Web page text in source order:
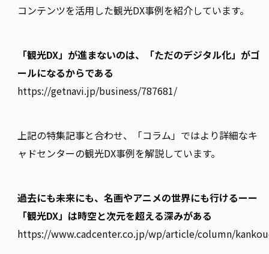
コンテンツを活用した観光DX事例を紹介しています。
「観光DX」が進まないのは、「ただのデジタル化」がゴ
ールになるからである
https://getnavi.jp/business/787681/
上記の特集記事と合わせ、「コラム」ではより詳細なキ
ャドセンターの観光DX事例を解説しています。
過去にも未来にも、名画やアニメの世界にも行けるーー
「観光DX」は時空と次元を超える深みがある
https://www.cadcenter.co.jp/wp/article/column/